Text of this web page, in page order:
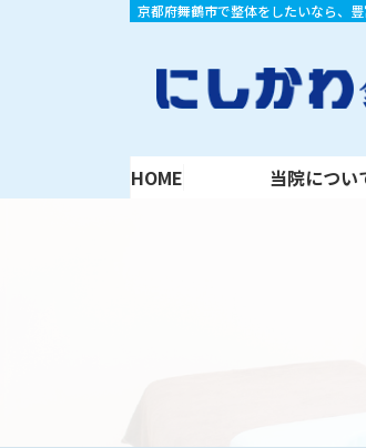
キ
に
当院について
京都府舞鶴市で整体をしたいなら、
HOME 当院につい